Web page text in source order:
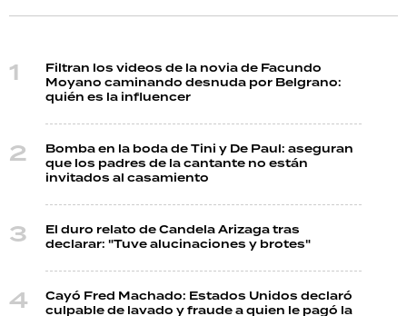
Filtran los videos de la novia de Facundo
Moyano caminando desnuda por Belgrano:
quién es la influencer
Bomba en la boda de Tini y De Paul: aseguran
que los padres de la cantante no están
invitados al casamiento
El duro relato de Candela Arizaga tras
declarar: "Tuve alucinaciones y brotes"
Cayó Fred Machado: Estados Unidos declaró
culpable de lavado y fraude a quien le pagó la